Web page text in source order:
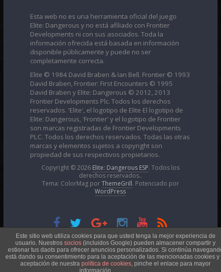
Esta web no es una herramienta oficial del juego
Elite: Dangerous y no está afiliado con Frontier
Developments ni con sus asociados. Toda la
información ofrecida está basada en información
disponible públicamente y puede no ser
completamente correcta.
Elite © 1984 David Braben & Ian Bell. Frontier © 1993
David Braben, Frontier: First Encounters © 1995
David Braben y Elite: Dangerous © 2012, 2013
Frontier Developments Plc. Todos los derechos
reservados. 'Elite', el logotipo de Elite El logotipo de
Elite: Dangerous, 'Frontier' y el logotipo de Frontier
son marcas registradas de Frontier Developments
PLC. Todos los derechos reservados. Todas las otras
marcas y elementos sujetos a copyright son
propiedad de sus respectivos propietarios.
Copyright © 2026 Elite: Dangerous ESP. Todos los
derechos reservados..
Tema: ColorMag porThemeGrill. Potenciado por
WordPress
Esta obra está bajo unaLicencia Creative Commons
Atribución-NoComercial 4.0 Internacional
Este sitio web utiliza cookies para que usted tenga la mejor experiencia de
usuario. Nuestros socios (incluidos Google) pueden almacener compartir y
estionar tus daots para ofrecer anuncios personalizados. Si continúa
está dando su consentimiento para la aceptación de las mencionadas cookies y
aceptación de nuestra política de cookies, pinche el enlace para mayor
información.